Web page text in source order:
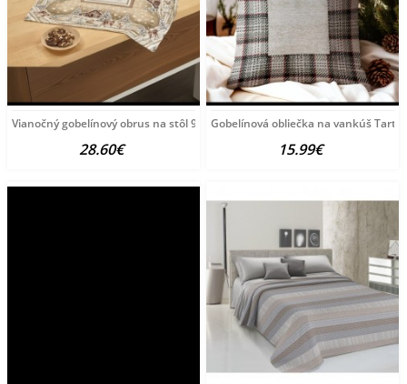
Vianočný gobelínový obrus na stôl 90x90 cm Chenille
28.60€
Gobelínová obliečka na vankúš
15.99€